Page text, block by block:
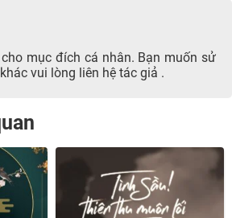
mục đích cá nhân. Bạn muốn sử
vui lòng liên hệ tác giả .